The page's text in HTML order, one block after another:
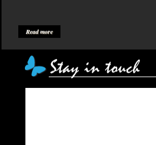
Read more